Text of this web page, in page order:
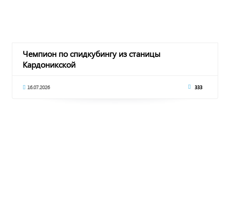
Чемпион по спидкубингу из станицы
Кардоникской
16.07.2026 333